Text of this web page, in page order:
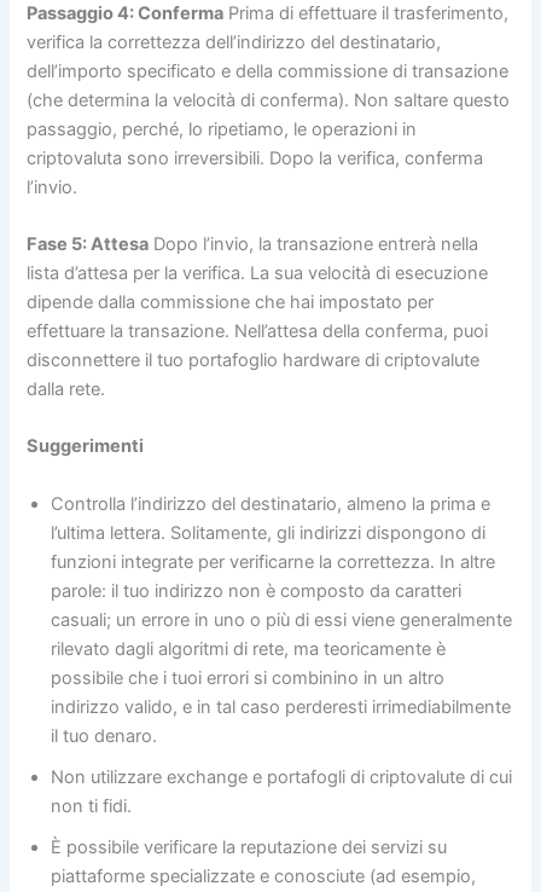
Passaggio 4: Conferma Prima di effettuare il trasferimento,
verifica la correttezza dell’indirizzo del destinatario,
dell’importo specificato e della commissione di transazione
(che determina la velocità di conferma). Non saltare questo
passaggio, perché, lo ripetiamo, le operazioni in
criptovaluta sono irreversibili. Dopo la verifica, conferma
l’invio.
Fase 5: Attesa Dopo l’invio, la transazione entrerà nella
lista d’attesa per la verifica. La sua velocità di esecuzione
dipende dalla commissione che hai impostato per
effettuare la transazione. Nell’attesa della conferma, puoi
disconnettere il tuo portafoglio hardware di criptovalute
dalla rete.
Suggerimenti
Controlla l’indirizzo del destinatario, almeno la prima e
l’ultima lettera. Solitamente, gli indirizzi dispongono di
funzioni integrate per verificarne la correttezza. In altre
parole: il tuo indirizzo non è composto da caratteri
casuali; un errore in uno o più di essi viene generalmente
rilevato dagli algoritmi di rete, ma teoricamente è
possibile che i tuoi errori si combinino in un altro
indirizzo valido, e in tal caso perderesti irrimediabilmente
il tuo denaro.
Non utilizzare exchange e portafogli di criptovalute di cui
non ti fidi.
È possibile verificare la reputazione dei servizi su
piattaforme specializzate e conosciute (ad esempio,